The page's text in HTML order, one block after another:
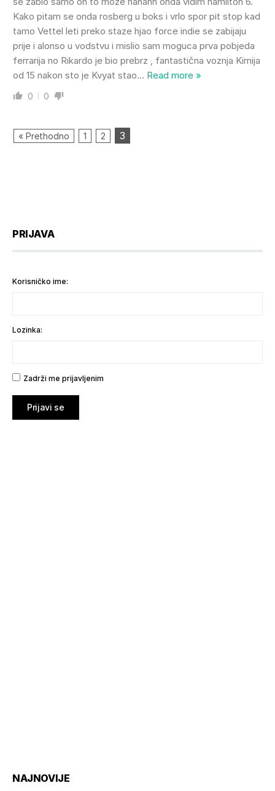
Kako pitam se onda rosberg u boks i vrlo spor pit stop kad
tamo Vettel leti preko staze hjao force indie se zabijaju
prije i alonso u vodstvu i mislio sam moguca prva pobjeda
ferrarija no Rikardo je bio prebrz , fantastična voznja Kimija
od 15 nakon sto je Kvyat stao… Read more »
0 0
« Prethodno 1 2 3
PRIJAVA
Korisničko ime:
Lozinka:
Zadrži me prijavljenim
Prijavi se
NAJNOVIJE